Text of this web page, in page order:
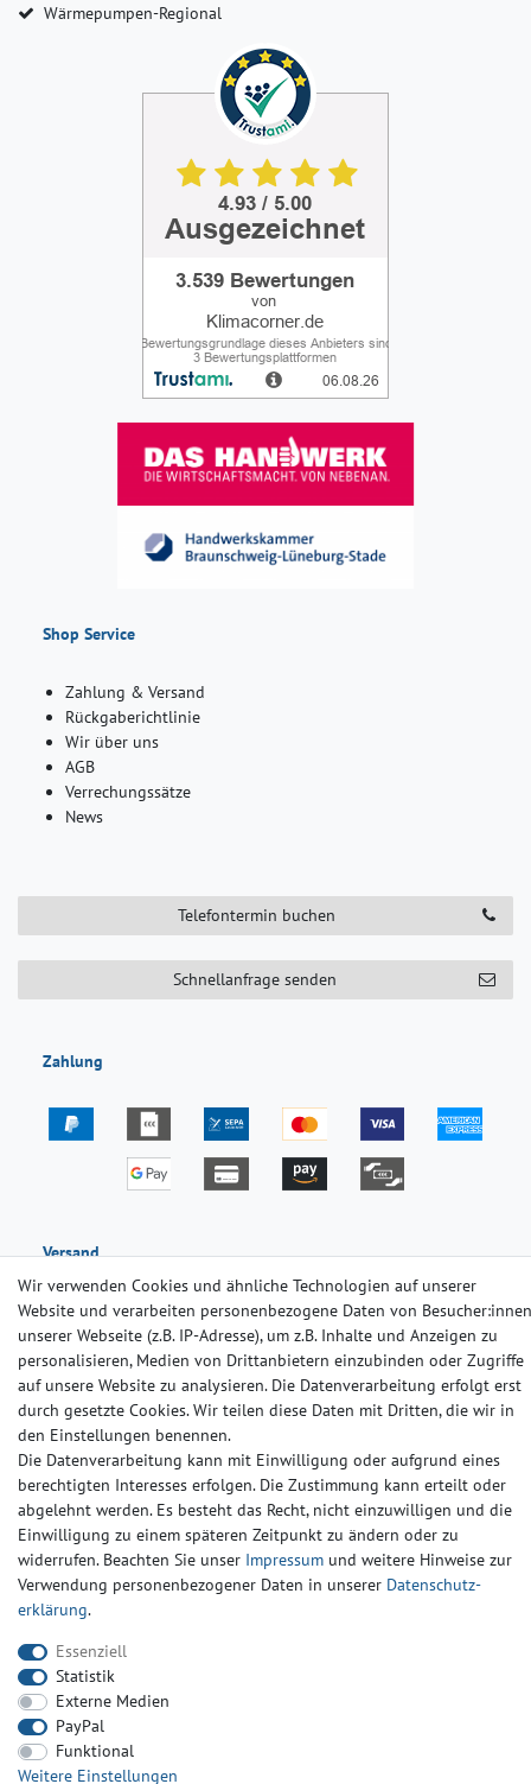
Wärmepumpen-Regional
Shop Service
Zahlung & Versand
Rückgaberichtlinie
Wir über uns
AGB
Verrechungssätze
News
Telefontermin buchen
Schnellanfrage senden
Zahlung
Versand
Impressum Daten­schutz­erklärung AGB
Barrierefreiheitserklärung Widerrufs­recht Kontakt
Wir verwenden Cookies und ähnliche Technologien auf unserer
Website und verarbeiten personenbezogene Daten von Besucher:innen
unserer Webseite (z.B. IP-Adresse), um z.B. Inhalte und Anzeigen zu
personalisieren, Medien von Drittanbietern einzubinden oder Zugriffe
auf unsere Website zu analysieren. Die Datenverarbeitung erfolgt erst
durch gesetzte Cookies. Wir teilen diese Daten mit Dritten, die wir in
den Einstellungen benennen.
Die Datenverarbeitung kann mit Einwilligung oder aufgrund eines
berechtigten Interesses erfolgen. Die Zustimmung kann erteilt oder
abgelehnt werden. Es besteht das Recht, nicht einzuwilligen und die
Einwilligung zu einem späteren Zeitpunkt zu ändern oder zu
widerrufen. Beachten Sie unser Impressum und weitere Hinweise zur
Verwendung personenbezogener Daten in unserer Daten­schutz­
erklärung.
Essenziell
Statistik
Externe Medien
PayPal
Funktional
Weitere Einstellungen
© Copyright 2024-2025 | Alle Rechte vorbehalten.
Widerrufs­recht
Daten­schutz­erklärung